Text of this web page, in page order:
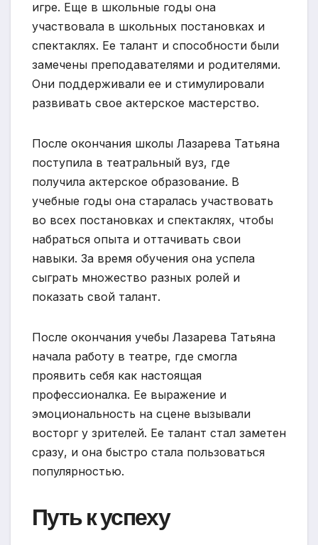
игре. Еще в школьные годы она
участвовала в школьных постановках и
спектаклях. Ее талант и способности были
замечены преподавателями и родителями.
Они поддерживали ее и стимулировали
развивать свое актерское мастерство.
После окончания школы Лазарева Татьяна
поступила в театральный вуз, где
получила актерское образование. В
учебные годы она старалась участвовать
во всех постановках и спектаклях, чтобы
набраться опыта и оттачивать свои
навыки. За время обучения она успела
сыграть множество разных ролей и
показать свой талант.
После окончания учебы Лазарева Татьяна
начала работу в театре, где смогла
проявить себя как настоящая
профессионалка. Ее выражение и
эмоциональность на сцене вызывали
восторг у зрителей. Ее талант стал заметен
сразу, и она быстро стала пользоваться
популярностью.
Путь к успеху